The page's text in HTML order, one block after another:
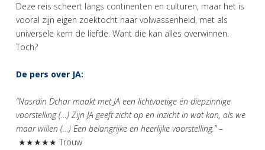
Deze reis scheert langs continenten en culturen, maar het is
vooral zijn eigen zoektocht naar volwassenheid, met als
universele kern de liefde. Want die kan alles overwinnen.
Toch?
De pers over JA:
“Nasrdin Dchar maakt met JA een lichtvoetige én diepzinnige
voorstelling (…) Zijn JA geeft zicht op en inzicht in wat kan, als we
maar willen (…) Een belangrijke en heerlijke voorstelling.”–
★★★★★ Trouw